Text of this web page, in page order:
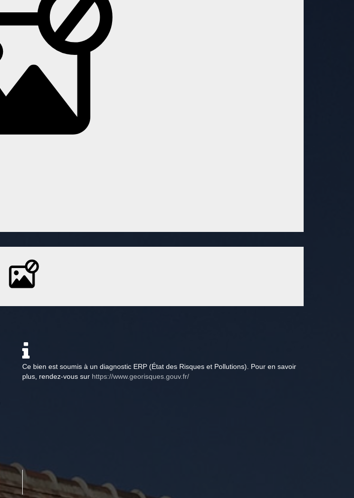
Ce bien est soumis à un diagnostic ERP (État des Risques et Pollutions). Pour en savoir
plus, rendez-vous sur https://www.georisques.gouv.fr/